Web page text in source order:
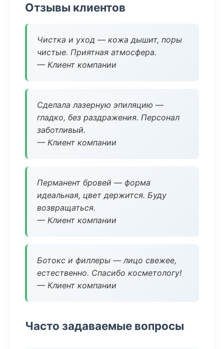
Отзывы клиентов
Чистка и уход — кожа дышит, поры
чистые. Приятная атмосфера.
— Клиент компании
Сделала лазерную эпиляцию —
гладко, без раздражения. Персонал
заботливый.
— Клиент компании
Перманент бровей — форма
идеальная, цвет держится. Буду
возвращаться.
— Клиент компании
Ботокс и филлеры — лицо свежее,
естественно. Спасибо косметологу!
— Клиент компании
Часто задаваемые вопросы